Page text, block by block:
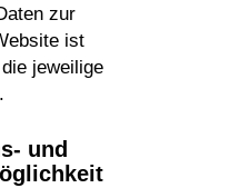
zur
ist
jewei­lige
und